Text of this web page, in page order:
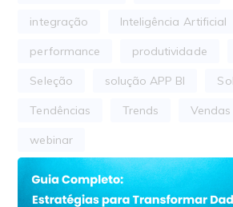
integração Inteligência Artificial
performance produtividade
Seleção solução APP BI
Tendências Trends Vendas
webinar